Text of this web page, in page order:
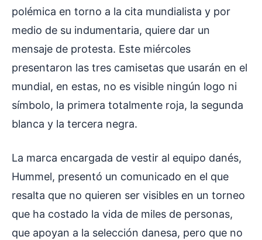
polémica en torno a la cita mundialista y por
medio de su indumentaria, quiere dar un
mensaje de protesta. Este miércoles
presentaron las tres camisetas que usarán en el
mundial, en estas, no es visible ningún logo ni
símbolo, la primera totalmente roja, la segunda
blanca y la tercera negra.
La marca encargada de vestir al equipo danés,
Hummel, presentó un comunicado en el que
resalta que no quieren ser visibles en un torneo
que ha costado la vida de miles de personas,
que apoyan a la selección danesa, pero que no